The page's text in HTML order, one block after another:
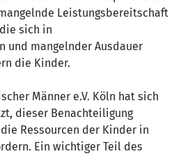
Leistungsbereitschaft
sich in
und mangelnder Ausdauer
die Kinder.
Männer e.V. Köln hat sich
dieser Benachteiligung
Ressourcen der Kinder in
Ein wichtiger Teil des